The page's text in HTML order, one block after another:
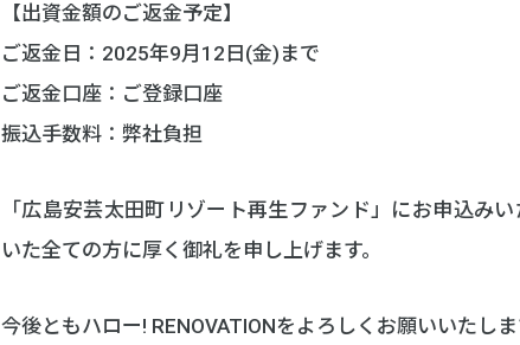
【出資金額のご返金予定】
ご返金日：2025年9月12日(金)まで
ご返金口座：ご登録口座
振込手数料：弊社負担
「広島安芸太田町リゾート再生ファンド」にお申込み
いた全ての方に厚く御礼を申し上げます。
今後ともハロー! RENOVATIONをよろしくお願いいたしま